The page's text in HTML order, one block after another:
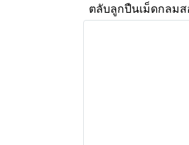
ตลับลูกปืนเม็ดกลมส